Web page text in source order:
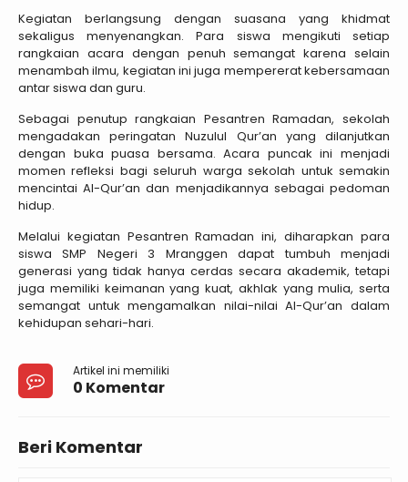
Kegiatan berlangsung dengan suasana yang khidmat
sekaligus menyenangkan. Para siswa mengikuti setiap
rangkaian acara dengan penuh semangat karena selain
menambah ilmu, kegiatan ini juga mempererat kebersamaan
antar siswa dan guru.
Sebagai penutup rangkaian Pesantren Ramadan, sekolah
mengadakan peringatan Nuzulul Qur’an yang dilanjutkan
dengan buka puasa bersama. Acara puncak ini menjadi
momen refleksi bagi seluruh warga sekolah untuk semakin
mencintai Al-Qur’an dan menjadikannya sebagai pedoman
hidup.
Melalui kegiatan Pesantren Ramadan ini, diharapkan para
siswa SMP Negeri 3 Mranggen dapat tumbuh menjadi
generasi yang tidak hanya cerdas secara akademik, tetapi
juga memiliki keimanan yang kuat, akhlak yang mulia, serta
semangat untuk mengamalkan nilai-nilai Al-Qur’an dalam
kehidupan sehari-hari.
Artikel ini memiliki
0 Komentar
Beri Komentar